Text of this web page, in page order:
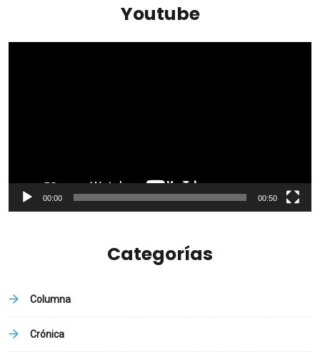
Youtube
00:00 00:50
Categorías
Columna
Crónica